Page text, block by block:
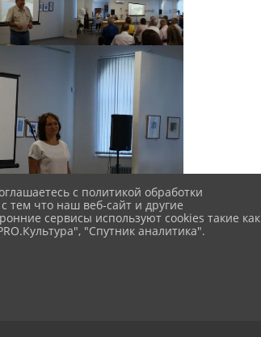
с политикой обработки
тем что наш веб-сайт и другие
сервисы используют cookies такие как
"Спутник аналитика".